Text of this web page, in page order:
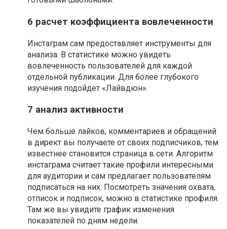
6 расчет коэффициента вовлеченности
Инстаграм сам предоставляет инструменты для
анализа. В статистике можно увидеть
вовлеченность пользователей для каждой
отдельной публикации. Для более глубокого
изучения подойдет «Лайвдюн».
7 анализ активности
Чем больше лайков, комментариев и обращений
в директ вы получаете от своих подписчиков, тем
известнее становится страница в сети. Алгоритм
инстаграма считает такие профили интересными
для аудитории и сам предлагает пользователям
подписаться на них. Посмотреть значения охвата,
отписок и подписок, можно в статистике профиля.
Там же вы увидите график изменения
показателей по дням недели.